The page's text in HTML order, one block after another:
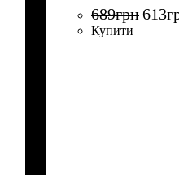
689грн613
Купити